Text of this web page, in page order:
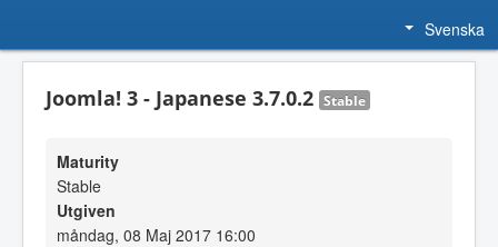
Svenska
Joomla! 3 - Japanese 3.7.0.2 Stable
Maturity
Stable
Utgiven
måndag, 08 Maj 2017 16:00